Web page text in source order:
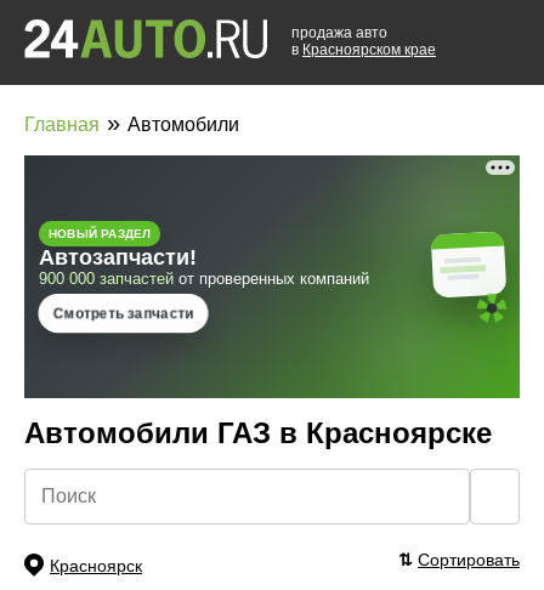
продажа авто
в Красноярском крае
Главная » Автомобили
Автомобили ГАЗ в Красноярске
Красноярск ⇅ Сортировать